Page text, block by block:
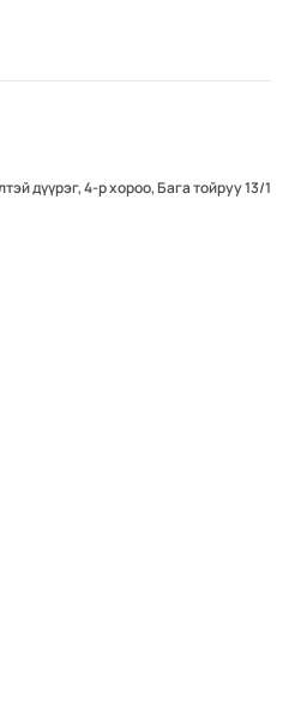
дүүрэг, 4-р хороо, Бага тойруу 13/1